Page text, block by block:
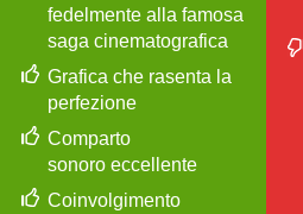
fedelmente alla famosa
saga cinematografica
Grafica che rasenta la
perfezione
Comparto
sonoro eccellente
Coinvolgimento